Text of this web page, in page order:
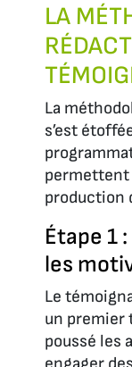
LA
La
s’est
permettent
production
Étape 1
les
Le
un premier
poussé les